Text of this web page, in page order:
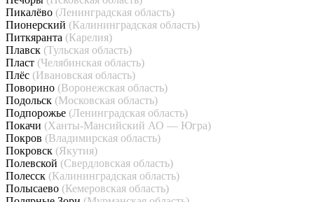
Пикалёво (Ленинградская область)
Пионерский (Калининградская область)
Питкяранта (Карелия)
Плавск (Тульская область)
Пласт (Челябинская область)
Плёс (Ивановская область)
Поворино (Воронежская область)
Подольск (Московская область)
Подпорожье (Ленинградская область)
Покачи (Ханты-Мансийский АО — Югра)
Покров (Владимирская область)
Покровск (Якутия)
Полевской (Свердловская область)
Полесск (Калининградская область)
Полысаево (Кемеровская область)